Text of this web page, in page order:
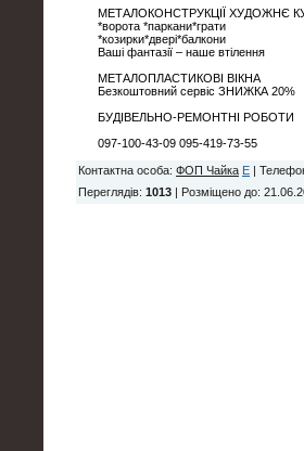
МЕТАЛОКОНСТРУКЦІЇ ХУДОЖНЄ
*ворота *паркани*грати
*козирки*двері*балкони
Ваші фантазії – наше втілення
МЕТАЛОПЛАСТИКОВІ ВІКНА
Безкоштовний сервіс ЗНИЖКА 20%
БУДІВЕЛЬНО-РЕМОНТНІ РОБОТИ
097-100-43-09 095-419-73-55
Контактна особа: ФОП Чайка E
Переглядів: 1013 Розміщено до: